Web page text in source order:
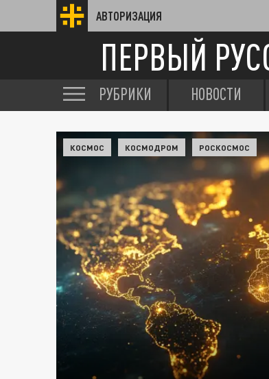
АВТОРИЗАЦИЯ
ПЕРВЫЙ
РУБРИКИ НОВОСТИ
КОСМОС КОСМОДРОМ РОСКОСМОС